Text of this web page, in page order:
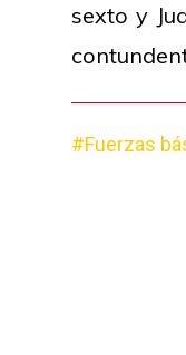
sexto y
#Fuerzas